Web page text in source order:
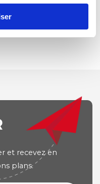
et recevez en
plans.